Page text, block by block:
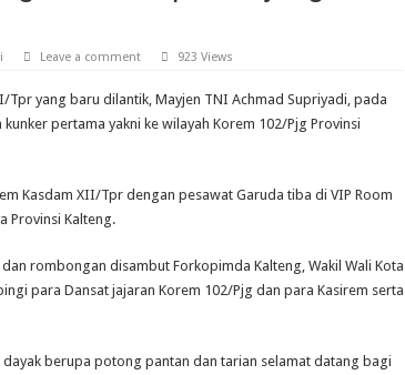
Leave a comment 923 Views
Tpr yang baru dilantik, Mayjen TNI Achmad Supriyadi, pada
pertama yakni ke wilayah Korem 102/Pjg Provinsi
Kasdam XII/Tpr dengan pesawat Garuda tiba di VIP Room
Provinsi Kalteng.
rombongan disambut Forkopimda Kalteng, Wakil Wali Kota
para Dansat jajaran Korem 102/Pjg dan para Kasirem serta
berupa potong pantan dan tarian selamat datang bagi